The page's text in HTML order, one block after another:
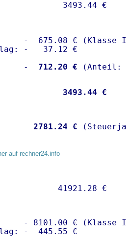
-  675.08 € (Klasse I)
-   37.12 €
-
  712.20 €
3493.44 €
2781.24 €
auf rechner24.info
- 8101.00 € (Klasse I)
-  445.55 €